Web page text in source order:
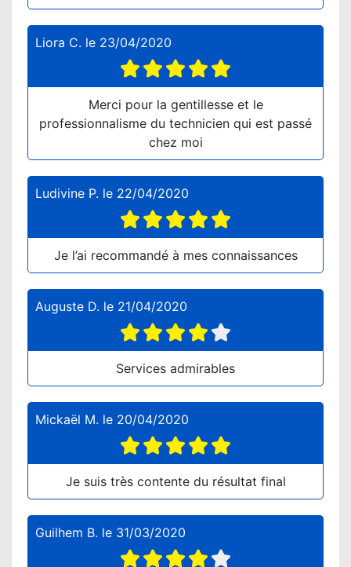
Liora C. le 23/04/2020
Merci pour la gentillesse et le
professionnalisme du technicien qui est passé
chez moi
Ludivine P. le 22/04/2020
Je l’ai recommandé à mes connaissances
Auguste D. le 21/04/2020
Services admirables
Mickaël M. le 20/04/2020
Je suis très contente du résultat final
Guilhem B. le 31/03/2020